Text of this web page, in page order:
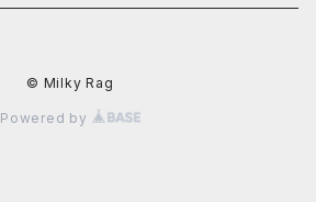
© Milky Rag
Powered by